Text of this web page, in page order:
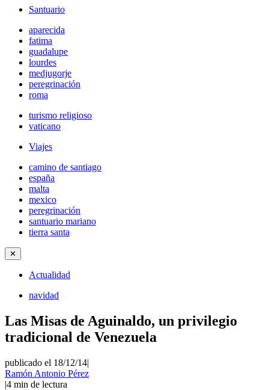
Santuario
aparecida
fatima
guadalupe
lourdes
medjugorje
peregrinación
roma
turismo religioso
vaticano
Viajes
camino de santiago
españa
malta
mexico
peregrinación
santuario mariano
tierra santa
✕
Actualidad
navidad
Las Misas de Aguinaldo, un privilegio
tradicional de Venezuela
publicado el 18/12/14|
Ramón Antonio Pérez
|4 min de lectura